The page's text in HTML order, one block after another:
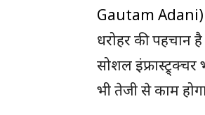
Gautam Adani)
धरोहर की पहचान
सोशल
भी तेजी से काम